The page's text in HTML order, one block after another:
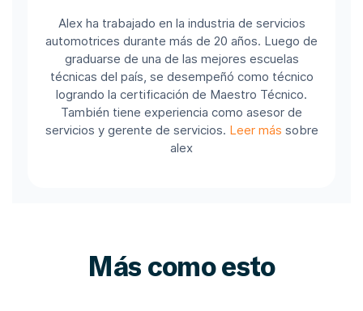
Alex ha trabajado en la industria de servicios
automotrices durante más de 20 años. Luego de
graduarse de una de las mejores escuelas
técnicas del país, se desempeñó como técnico
logrando la certificación de Maestro Técnico.
También tiene experiencia como asesor de
servicios y gerente de servicios. Leer más sobre
alex
Más como esto